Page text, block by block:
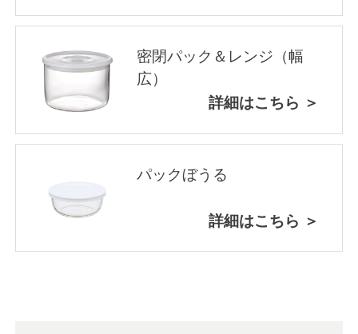
密閉パック＆レンジ（幅
広）
詳細はこちら ＞
パックぼうる
詳細はこちら ＞